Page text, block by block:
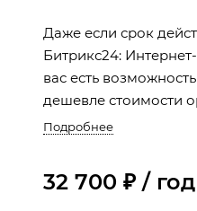
Даже если срок
Битрикс24:
вас есть
дешевле стоимости
лицензии. Пока
преимуществами:
обновлениями и
Подробнее
32 700 ₽ / год